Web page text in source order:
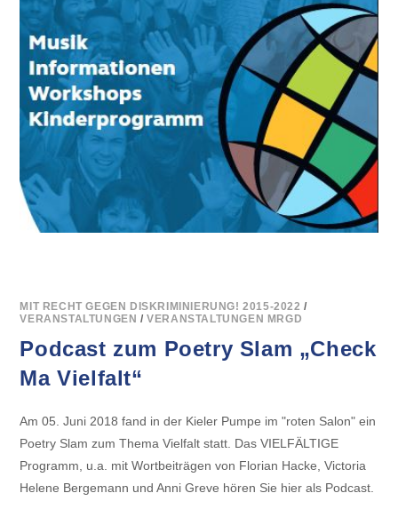
MIT RECHT GEGEN DISKRIMINIERUNG! 2015-2022 /
VERANSTALTUNGEN /VERANSTALTUNGEN MRGD
Podcast zum Poetry Slam „Check
Ma Vielfalt“
Am 05. Juni 2018 fand in der Kieler Pumpe im "roten Salon" ein
Poetry Slam zum Thema Vielfalt statt. Das VIELFÄLTIGE
Programm, u.a. mit Wortbeiträgen von Florian Hacke, Victoria
Helene Bergemann und Anni Greve hören Sie hier als Podcast.